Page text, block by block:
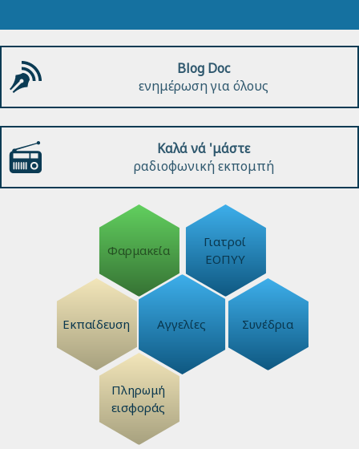
Blog Doc
ενημέρωση για όλους
Καλά νά 'μάστε
ραδιοφωνική εκπομπή
Φαρμακεία
Γιατροί
ΕΟΠΥΥ
Εκπαίδευση Αγγελίες Συνέδρια
Πληρωμή
εισφοράς